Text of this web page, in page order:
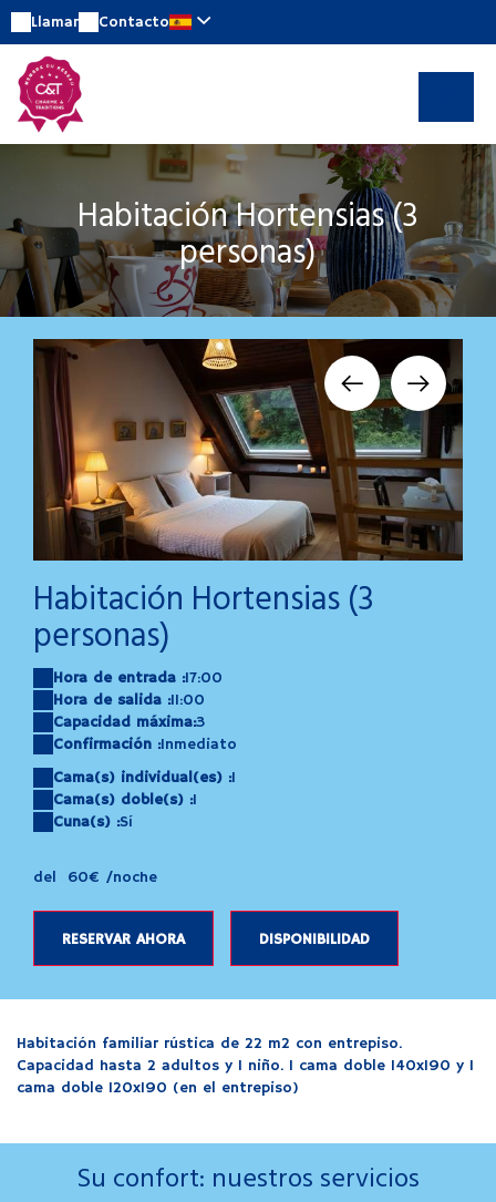
Llamar Contacto
Habitación Hortensias (3
personas)
Gemini_Generated_Image_bvfv5abvfv5abvfv
Habitación Hortensias (3
personas)
Hora de entrada :17:00
Hora de salida :11:00
Capacidad máxima:3
Confirmación :Inmediato
Cama(s) individual(es) :1
Cama(s) doble(s) :1
Cuna(s) :Sí
del 60€ /noche
RESERVAR AHORA DISPONIBILIDAD
Habitación familiar rústica de 22 m2 con entrepiso.
Capacidad hasta 2 adultos y 1 niño. 1 cama doble 140x190 y 1
cama doble 120x190 (en el entrepiso)
Su confort: nuestros servicios